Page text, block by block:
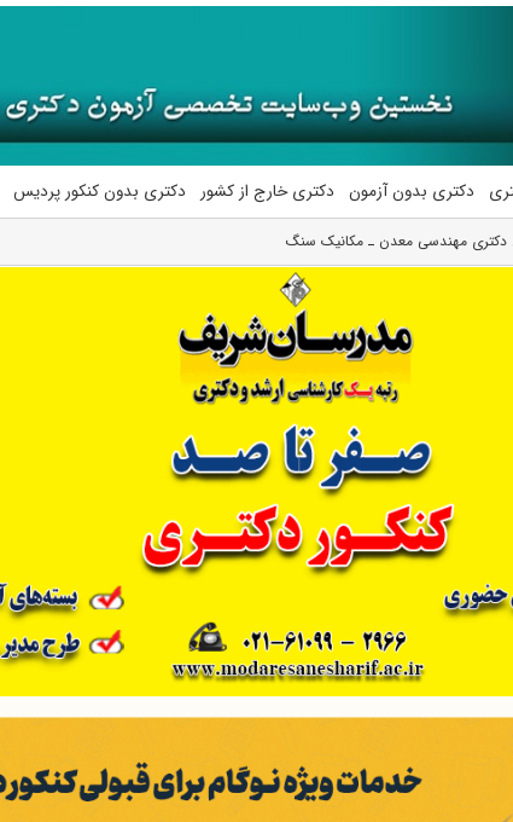
دکتری بدون آزمون دکتری خارج از کشور دکتری بدون کنکور پردیس
دکتری ﻣﻬﻨﺪسی ﻣﻌﺪن ـ مکانیک ﺳﻨﮓ